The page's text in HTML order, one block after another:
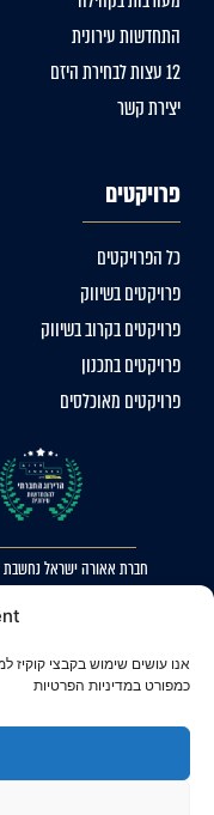
אנו עושים שימוש בקבצי
כמפורט במדיניות הפרטיות
התחדשות עירונית
12 עצות לבחירת היזם
יצירת קשר
פרויקטים
כל הפרויקטים
פרויקטים בשיווק
פרויקטים בקרוב בשיווק
פרויקטים בתכנון
פרויקטים מאוכלסים
חברת אאורה ישראל נחשבת